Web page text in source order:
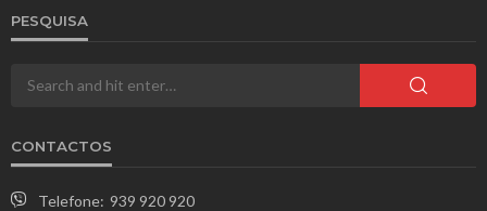
PESQUISA
CONTACTOS
Telefone: 939 920 920